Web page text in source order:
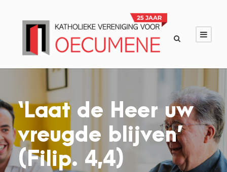
‘Laat de Heer uw
vreugde blijven’
(Filip. 4,4)